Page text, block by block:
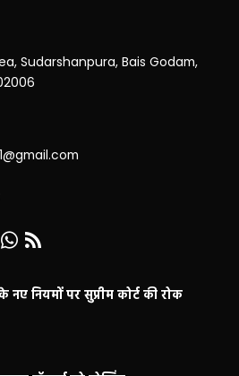
Sudarshanpura, Bais Godam,
नए नियमों पर सुप्रीम कोर्ट की रोक